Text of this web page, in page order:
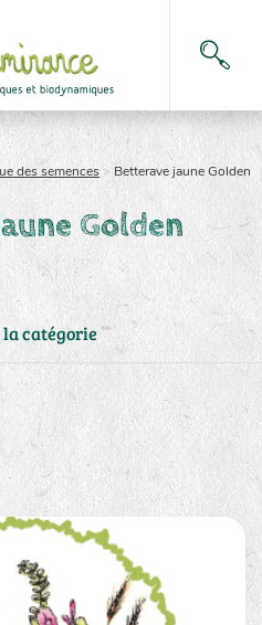
des semences> Betterave jaune Golden
Golden
la catégorie